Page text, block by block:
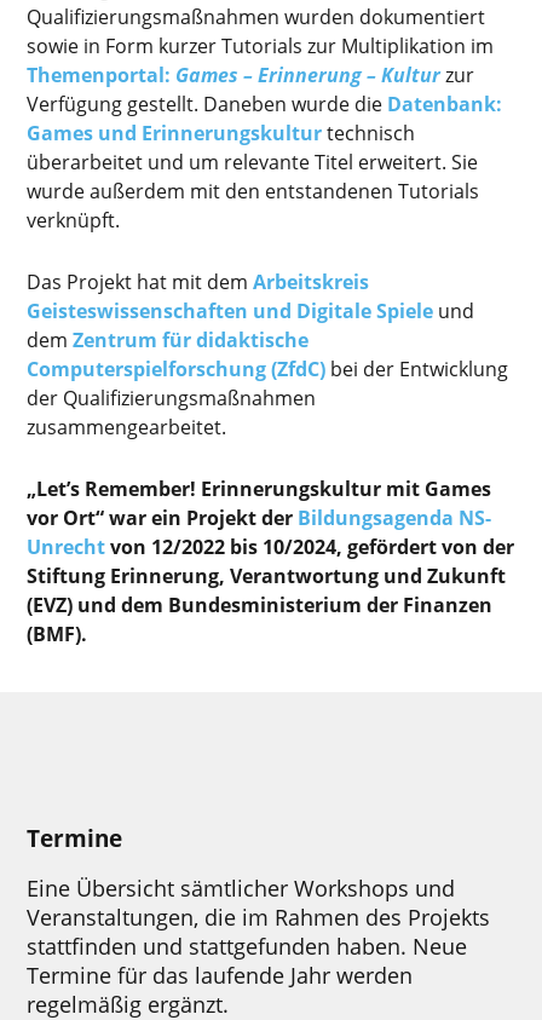
Qualifizierungsmaßnahmen wurden dokumentiert
sowie in Form kurzer Tutorials zur Multiplikation im
Themenportal: Games – Erinnerung – Kulturzur
Verfügung gestellt. Daneben wurde die Datenbank:
Games und Erinnerungskulturtechnisch
überarbeitet und um relevante Titel erweitert. Sie
wurde außerdem mit den entstandenen Tutorials
verknüpft.
Das Projekt hat mit demArbeitskreis
Geisteswissenschaften und Digitale Spiele und
demZentrum für didaktische
Computerspielforschung (ZfdC) bei der Entwicklung
der Qualifizierungsmaßnahmen
zusammengearbeitet.
„Let’s Remember! Erinnerungskultur mit Games
vor Ort“ war ein Projekt der Bildungsagenda NS-
Unrechtvon 12/2022 bis 10/2024, gefördert von der
Stiftung Erinnerung, Verantwortung und Zukunft
(EVZ) und dem Bundesministerium der Finanzen
(BMF).
Termine
Eine Übersicht sämtlicher Workshops und
Veranstaltungen, die im Rahmen des Projekts
stattfinden und stattgefunden haben. Neue
Termine für das laufende Jahr werden
regelmäßig ergänzt.